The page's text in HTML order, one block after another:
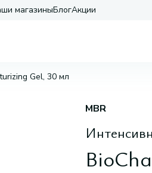
магазиныБлогАкции
Gel, 30 мл
MBR